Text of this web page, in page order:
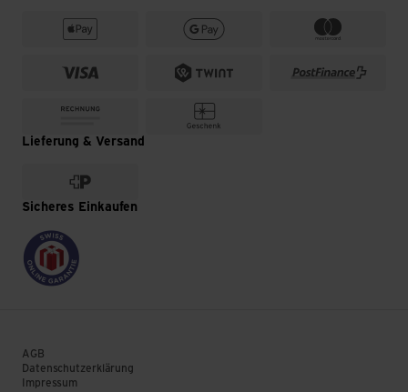
Lieferung & Versand
Sicheres Einkaufen
AGB
Datenschutzerklärung
Impressum